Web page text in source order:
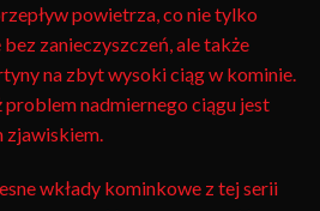
powietrza, co nie tylko
zanieczyszczeń, ale także
na zbyt wysoki ciąg w kominie.
problem nadmiernego ciągu jest
wkłady kominkowe z tej serii